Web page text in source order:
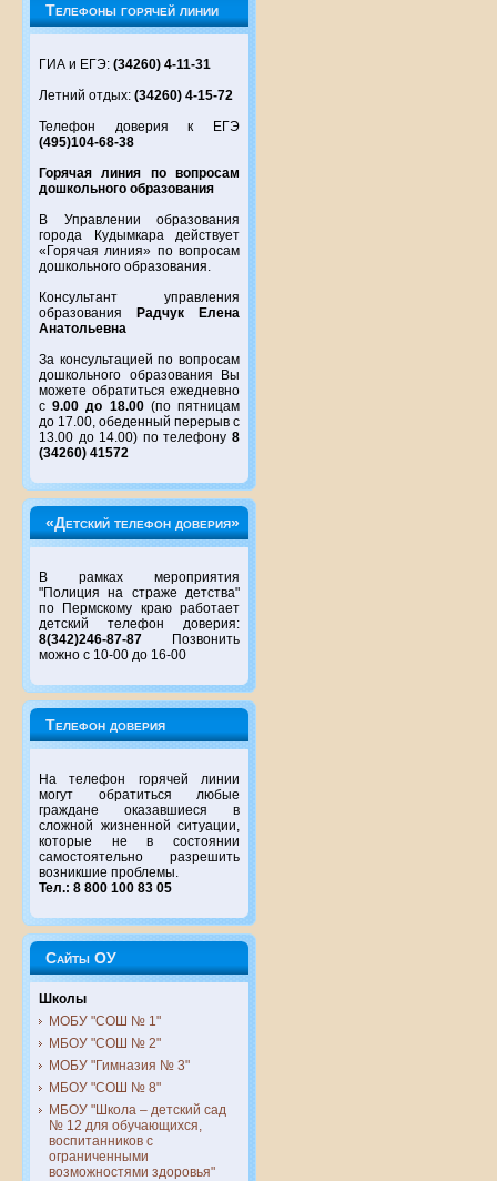
Телефоны горячей линии
ГИА и ЕГЭ: (34260) 4-11-31
Летний отдых: (34260) 4-15-72
Телефон доверия к ЕГЭ
(495)104-68-38
Горячая линия по вопросам
дошкольного образования
В Управлении образования
города Кудымкара действует
«Горячая линия» по вопросам
дошкольного образования.
Консультант управления
образования
Радчук Елена
Анатольевна
За консультацией по вопросам
дошкольного образования Вы
можете обратиться ежедневно
с9.00 до 18.00(по пятницам
до 17.00, обеденный перерыв с
13.00 до 14.00) по телефону 8
(34260) 41572
«Детский телефон доверия»
В рамках мероприятия
"Полиция на страже детства"
по Пермскому краю работает
детский телефон доверия:
8(342)246-87-87 Позвонить
можно с 10-00 до 16-00
Телефон доверия
На телефон горячей линии
могут обратиться любые
граждане оказавшиеся в
сложной жизненной ситуации,
которые не в состоянии
самостоятельно разрешить
возникшие проблемы.
Тел.: 8 800 100 83 05
Сайты ОУ
Школы
МОБУ "СОШ № 1"
МБОУ "СОШ № 2"
МОБУ "Гимназия № 3"
МБОУ "СОШ № 8"
МБОУ "Школа – детский сад
№ 12 для обучающихся,
воспитанников с
ограниченными
возможностями здоровья"